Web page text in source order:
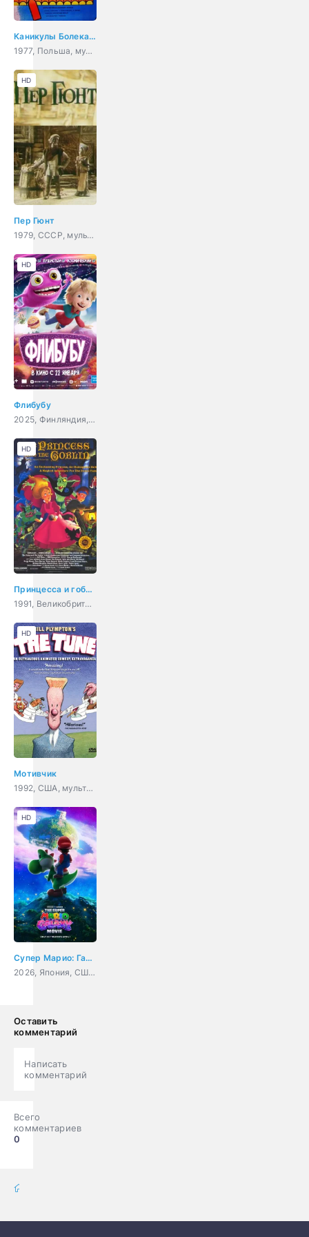
Каникулы Болека и Лёлека
1977, Польша, мультфильм
Пер Гюнт
1979, СССР, мультфильм, короткометражка
HD
Флибубу
2025, Финляндия, мультфильм, фэнтези, комедия, приключения, семейный
HD
Принцесса и гоблин
1991, Великобритания, Венгрия, Япония, США, Дания, мультфильм, мюзикл, ужасы, фэнтези, мелодрама, комедия, приключения, семейный
HD
Мотивчик
1992, США, мультфильм, мюзикл, фэнтези, комедия
HD
Супер Марио: Галактическое кино
2026, Япония, США, мультфильм, фэнтези, комедия, приключения, семейный
HD
Оставить
комментарий
Написать
комментарий
Всего
комментариев
0